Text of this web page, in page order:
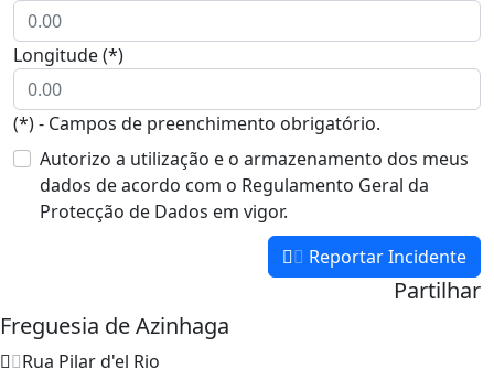
Longitude (*)
(*) - Campos de preenchimento obrigatório.
Autorizo a utilização e o armazenamento dos meus
dados de acordo com o Regulamento Geral da
Protecção de Dados em vigor.
Reportar Incidente
Partilhar
Freguesia de Azinhaga
Rua Pilar d'el Rio